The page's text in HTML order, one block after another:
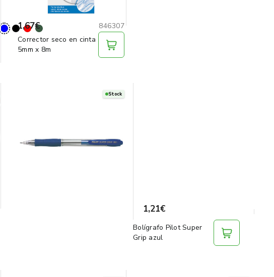
1,67€
846307
Corrector seco en cinta
5mm x 8m
Stock
1,21€
Bolígrafo Pilot Super
Grip azul